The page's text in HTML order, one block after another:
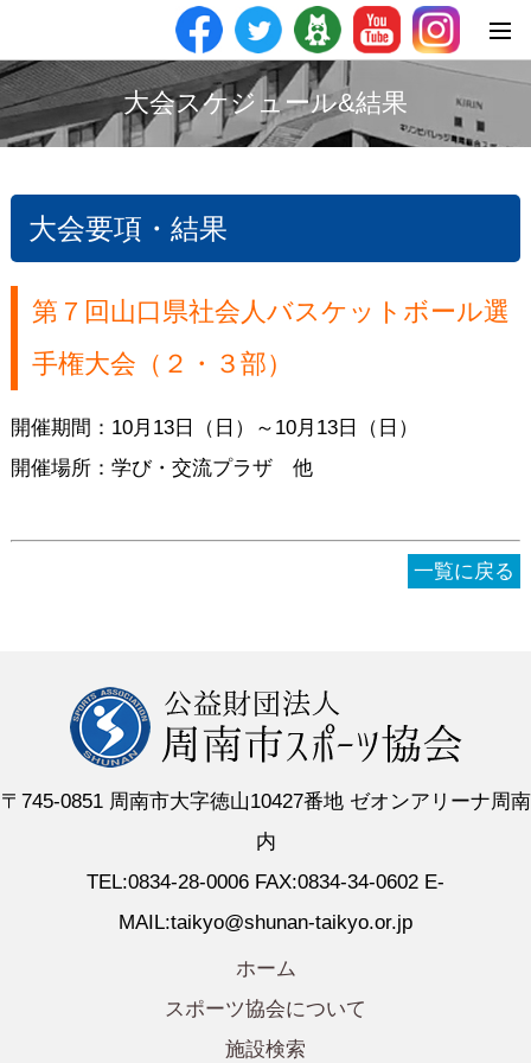
大会スケジュール&結果
大会要項・結果
第７回山口県社会人バスケットボール選
手権大会（２・３部）
開催期間：10月13日（日）～10月13日（日）
開催場所：学び・交流プラザ 他
一覧に戻る
〒745-0851 周南市大字徳山10427番地 ゼオンアリーナ周南
内
TEL:0834-28-0006 FAX:0834-34-0602 E-
MAIL:taikyo@shunan-taikyo.or.jp
ホーム
スポーツ協会について
施設検索